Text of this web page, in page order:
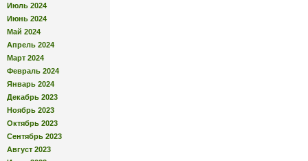
Июль 2024
Июнь 2024
Май 2024
Апрель 2024
Март 2024
Февраль 2024
Январь 2024
Декабрь 2023
Ноябрь 2023
Октябрь 2023
Сентябрь 2023
Август 2023